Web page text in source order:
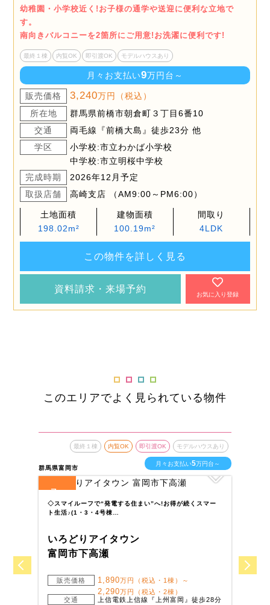
幼稚園・小学校近く!お子様の通学や送迎に便利な立地で
す。
南向きバルコニーを2箇所にご用意!お洗濯に便利です!
最終１棟 内覧OK 即引渡OK モデルハウスあり
月々お支払い9万円台～
販売価格 3,240万円（税込）
所在地
群馬県前橋市朝倉町３丁目6番10
交通
両毛線『前橋大島』徒歩23分 他
学区
小学校:市立わかば小学校
中学校:市立明桜中学校
完成時期
2026年12月予定
取扱店舗
高崎支店 （AM9:00～PM6:00）
土地面積
198.02m²
建物面積
100.19m²
間取り
4LDK
この物件を詳しく見る
資料請求・来場予約
お気に入り登録
このエリアでよく見られている物件
群馬県富岡市
最終１棟 内覧OK 即引渡OK モデルハウスあり
月々お支払い5万円台～
7
◇スマイルーフで“発電する住まい”へ!お得が続くスマー
ト生活♪(1・3・4号棟…
いろどりアイタウン
富岡市下高瀬
販売価格 1,890万円（税込・1棟）～
2,290万円（税込・2棟）
交通
上信電鉄上信線『上州富岡』徒歩28分